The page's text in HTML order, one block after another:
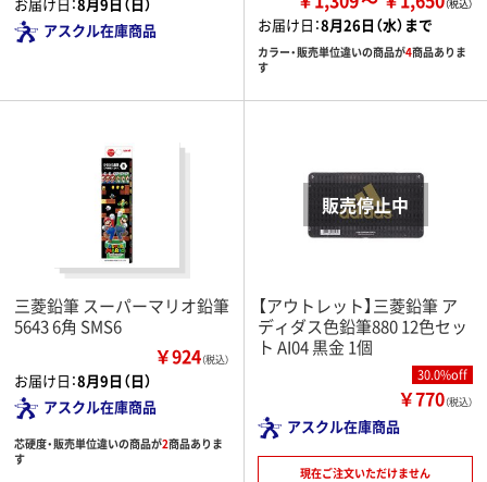
アスクル在庫商品
お届け日：8月26日（水）まで
カラー・販売単位違いの商品が4商品ありま
す
三菱鉛筆 スーパーマリオ鉛筆
5643 6角 SMS6
￥924（税込）
お届け日：8月9日（日）
アスクル在庫商品
芯硬度・販売単位違いの商品が2商品ありま
す
【アウトレット】三菱鉛筆 ア
ディダス色鉛筆880 12色セッ
ト AI04 黒金 1個
30.0%off
￥770（税込）
アスクル在庫商品
現在ご注文いただけません